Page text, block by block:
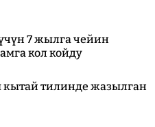
7 жылга чейин
кол койду
тилинде жазылган